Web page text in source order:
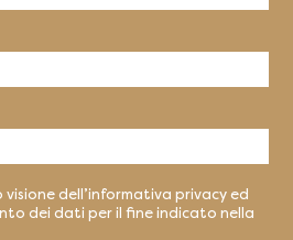
visione dell’informativa privacy ed
dei dati per il fine indicato nella